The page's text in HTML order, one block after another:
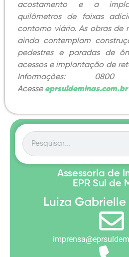
Assessoria de
EPR Sul de
Luiza
acostamento e a
quilômetros de faixas
contorno viário. As obras de
ainda contemplam
pedestres e paradas de
acessos e implantação de
Informações:
Acesse eprsuldeminas.com.br